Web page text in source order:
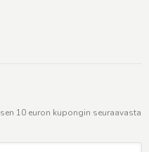
10 euron kupongin seuraavasta